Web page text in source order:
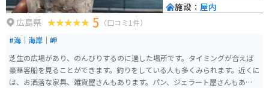
広島県 5 （口コミ1件）
#海｜海岸｜岬
芝生の広場があり、のんびりするのに適した場所です。タイミングが合えば
豪華客船を見ることができます。釣りをしている人も多くみられます。近くに
は、お洒落な家具、雑貨屋さんもあります。パン、ジェラート屋さんもあり、
施設： 屋内